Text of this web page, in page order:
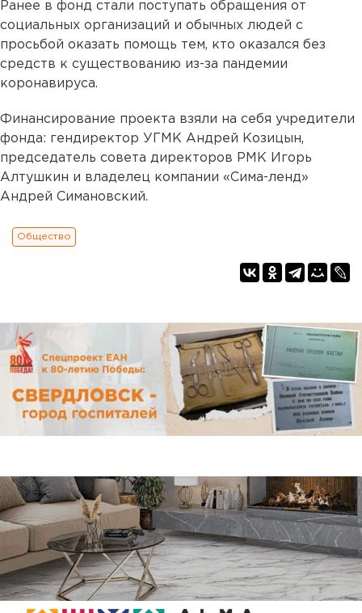
Ранее в фонд стали поступать обращения от
социальных организаций и обычных людей с
просьбой оказать помощь тем, кто оказался без
средств к существованию из-за пандемии
коронавируса.
Финансирование проекта взяли на себя учредители
фонда: гендиректор УГМК Андрей Козицын,
председатель совета директоров РМК Игорь
Алтушкин и владелец компании «Сима-ленд»
Андрей Симановский.
Общество